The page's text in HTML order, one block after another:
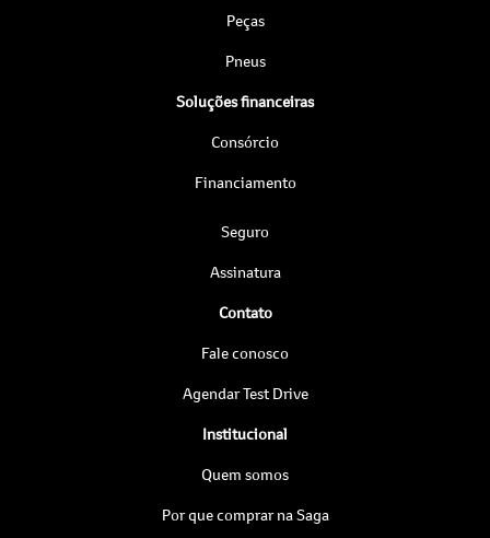
Peças
Pneus
Soluções financeiras
Consórcio
Financiamento
Seguro
Assinatura
Contato
Fale conosco
Agendar Test Drive
Institucional
Quem somos
Por que comprar na Saga